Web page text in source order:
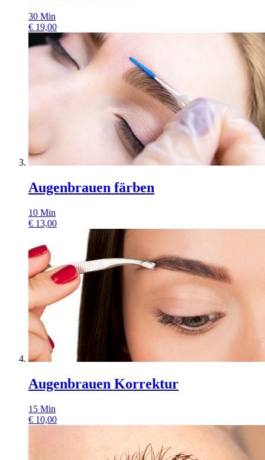
30 Min
€ 19,00
Augenbrauen färben
10 Min
€ 13,00
Augenbrauen Korrektur
15 Min
€ 10,00